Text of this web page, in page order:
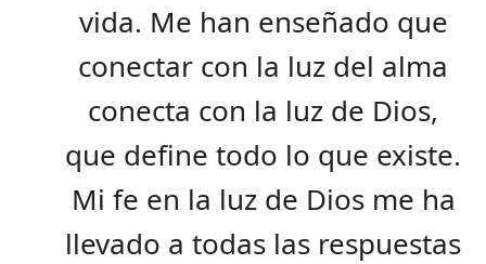
vida. Me han enseñado que
conectar con la luz del alma
conecta con la luz de Dios,
que define todo lo que existe.
Mi fe en la luz de Dios me ha
llevado a todas las respuestas